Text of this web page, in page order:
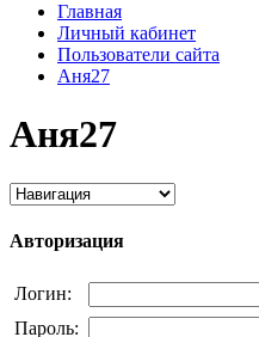
Главная
Личный кабинет
Пользователи сайта
Аня27
Аня27
Авторизация
Логин:
Пароль: